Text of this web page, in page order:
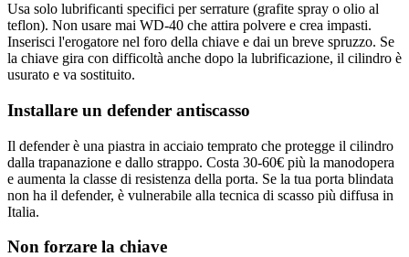
Usa solo lubrificanti specifici per serrature (grafite spray o olio al
teflon). Non usare mai WD-40 che attira polvere e crea impasti.
Inserisci l'erogatore nel foro della chiave e dai un breve spruzzo. Se
la chiave gira con difficoltà anche dopo la lubrificazione, il cilindro è
usurato e va sostituito.
Installare un defender antiscasso
Il defender è una piastra in acciaio temprato che protegge il cilindro
dalla trapanazione e dallo strappo. Costa 30-60€ più la manodopera
e aumenta la classe di resistenza della porta. Se la tua porta blindata
non ha il defender, è vulnerabile alla tecnica di scasso più diffusa in
Italia.
Non forzare la chiave